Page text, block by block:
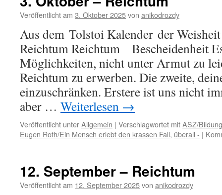
Veröffentlicht am 3. Oktober 2025von anikodrozdy
Aus dem Tolstoi Kalender der
Reichtum Reichtum Bescheidenheit
Möglichkeiten, nicht unter Armut zu
Reichtum zu erwerben. Die zweite,
einzuschränken. Erstere ist uns nicht
aber … Weiterlesen →
Veröffentlicht unterAllgemein | Verschlagwortet mitASZ/
Eugen Roth/Ein Mensch erlebt den krassen Fall, überall - |
12. September – Reichtum
Veröffentlicht am 12. September 2025von anikodrozdy